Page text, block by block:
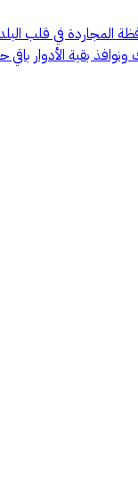
المجاردة في